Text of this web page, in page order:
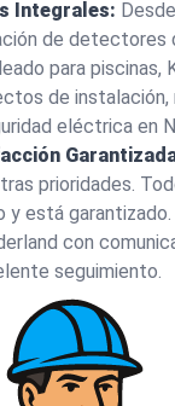
Integrales:
de detectores
para piscinas,
de instalación,
eléctrica en
prioridades.
está garantizado.
con
seguimiento.